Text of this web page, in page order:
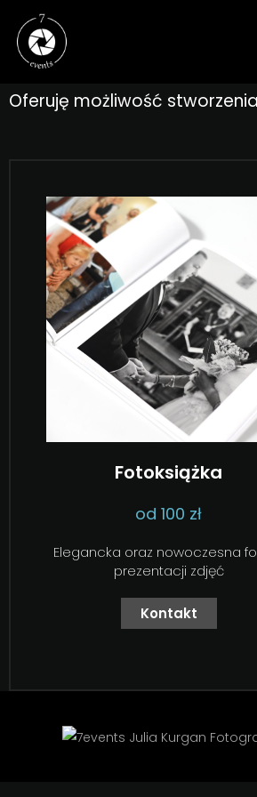
Oferuję możliwość
Fotoksiążka
od 100 zł
Elegancka oraz nowoczesna
prezentacji zdjęć
Kontakt